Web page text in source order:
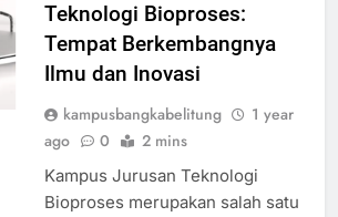
Teknologi Bioproses:
Tempat Berkembangnya
Ilmu dan Inovasi
kampusbangkabelitung
1 year
ago
0 2 mins
Kampus Jurusan Teknologi
Bioproses merupakan salah satu